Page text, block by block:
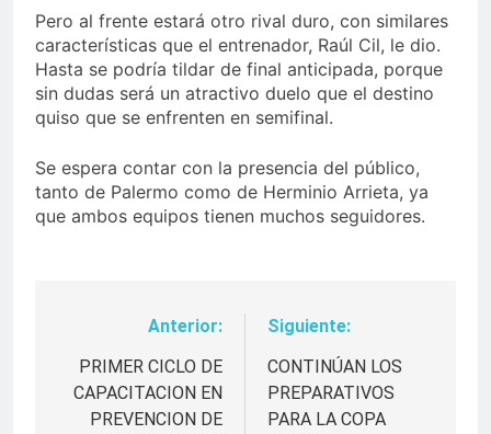
Pero al frente estará otro rival duro, con similares
características que el entrenador, Raúl Cil, le dio.
Hasta se podría tildar de final anticipada, porque
sin dudas será un atractivo duelo que el destino
quiso que se enfrenten en semifinal.
Se espera contar con la presencia del público,
tanto de Palermo como de Herminio Arrieta, ya
que ambos equipos tienen muchos seguidores.
Navegación
de
entradas
Anterior:
PRIMER CICLO DE
CAPACITACION EN
PREVENCION DE
Siguiente:
CONTINÚAN LOS
PREPARATIVOS
PARA LA COPA